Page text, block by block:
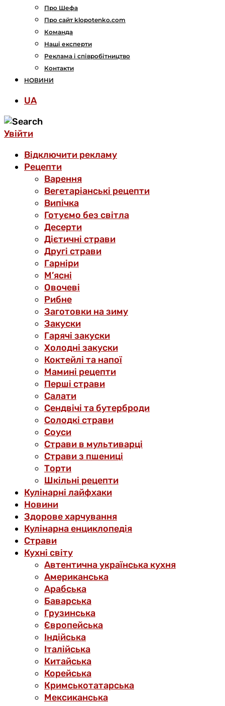
Про Шефа
Про сайт klopotenko.com
Команда
Наші експерти
Реклама і співробітництво
Контакти
НОВИНИ
UA
Увійти
Відключити рекламу
Рецепти
Варення
Вегетаріанські рецепти
Випічка
Готуємо без світла
Десерти
Дієтичні страви
Другі страви
Гарніри
М’ясні
Овочеві
Рибне
Заготовки на зиму
Закуски
Гарячі закуски
Холодні закуски
Коктейлі та напої
Мамині рецепти
Перші страви
Салати
Сендвічі та бутерброди
Солодкі страви
Соуси
Страви в мультиварці
Страви з пшениці
Торти
Шкільні рецепти
Кулінарні лайфхаки
Новини
Здорове харчування
Кулінарна енциклопедія
Страви
Кухні світу
Автентична українська кухня
Американська
Арабська
Баварська
Грузинська
Європейська
Індійська
Італійська
Китайська
Корейська
Кримськотатарська
Мексиканська